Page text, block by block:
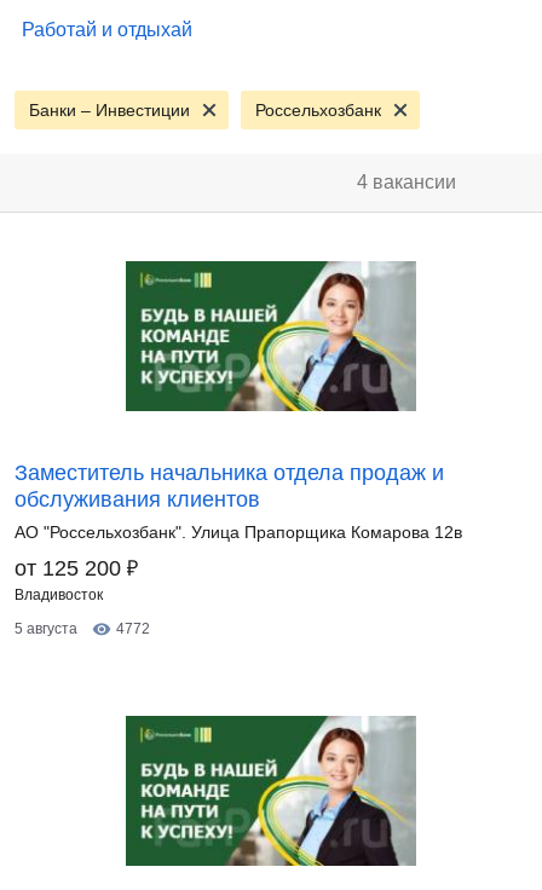
Работай и отдыхай
Банки – Инвестиции Россельхозбанк
4 вакансии
Заместитель начальника отдела продаж и
обслуживания клиентов
АО "Россельхозбанк". Улица Прапорщика Комарова 12в
от 125 200 ₽
Владивосток
5 августа
4772